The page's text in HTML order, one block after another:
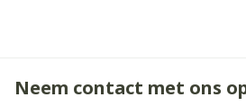
Neem contact met ons